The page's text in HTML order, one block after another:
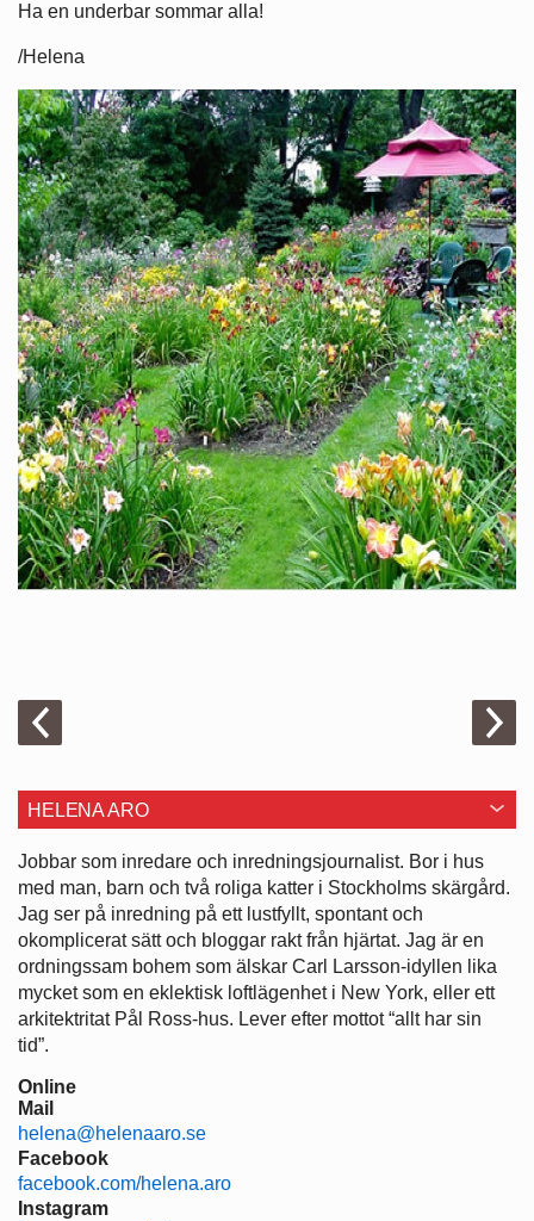
Ha en underbar sommar alla!
/Helena
HELENA ARO
Jobbar som inredare och ­inredningsjournalist. Bor i hus
med man, barn och två roliga katter i ­Stockholms skärgård.
Jag ser på ­inredning på ett lustfyllt, spontant och
okomplicerat sätt och bloggar rakt från hjärtat. Jag är en
ordningssam bohem som älskar Carl Larsson-idyllen lika
mycket som en eklektisk loftlägenhet i New York, eller ett
arkitektritat Pål Ross-hus. Lever efter mottot “allt har sin
tid”.
Online
Mail
helena@helenaaro.se
Facebook
facebook.com/helena.aro
Instagram